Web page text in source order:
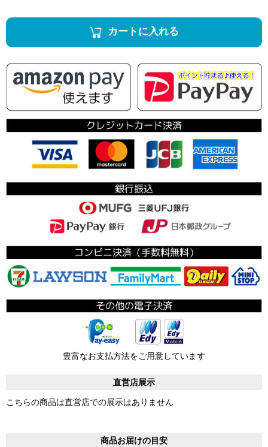
カートに入れる
豊富なお支払方法をご用意しています
直営店展示
こちらの商品は直営店での展示はありません
商品お届けの目安